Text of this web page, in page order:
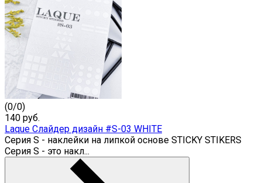
(0/0)
140 руб.
Laque Слайдер дизайн #S-03 WHITE
Серия S - наклейки на липкой основе STICKY STIKERS
Серия S - это накл...